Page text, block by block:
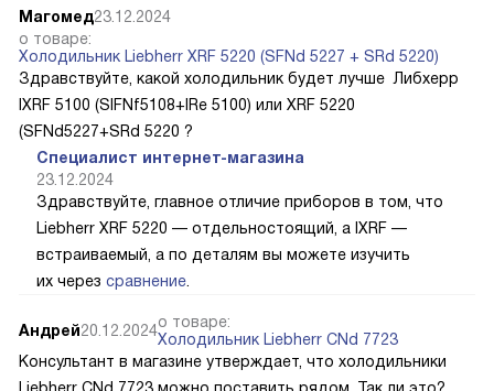
Магомед23.12.2024
о товаре:
Холодильник Liebherr XRF 5220 (SFNd 5227 + SRd 5220)
Здравствуйте, какой холодильник будет лучше Либхерр
IXRF 5100 (SIFNf5108+IRe 5100) или XRF 5220
(SFNd5227+SRd 5220 ?
Специалист интернет-магазина
23.12.2024
Здравствуйте, главное отличие приборов в том, что
Liebherr XRF 5220 — отдельностоящий, а IXRF —
встраиваемый, а по деталям вы можете изучить
их через сравнение
Андрей20.12.2024о товаре:
Холодильник Liebherr CNd 7723
Консультант в магазине утверждает, что холодильники
Liebherr CNd 7723 можно поставить рядом. Так ли это?